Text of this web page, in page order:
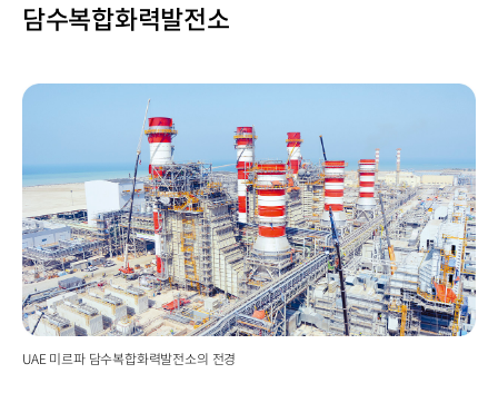
담수복합화력발전소
UAE 미르파 담수복합화력발전소의 전경